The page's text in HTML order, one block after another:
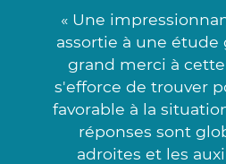
« Une
assortie à une étude
grand merci à
s'efforce de trouver
favorable à la
réponses sont
adroites et les